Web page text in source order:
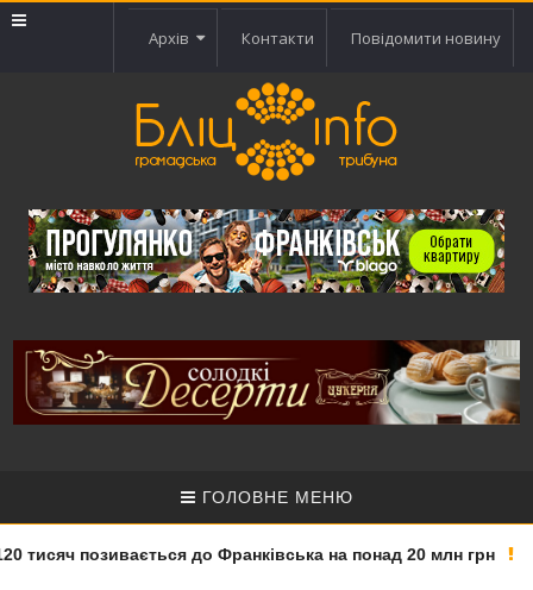
Архів Контакти Повідомити новину
ГОЛОВНЕ МЕНЮ
тисяч позивається до Франківська на понад 20 млн грн